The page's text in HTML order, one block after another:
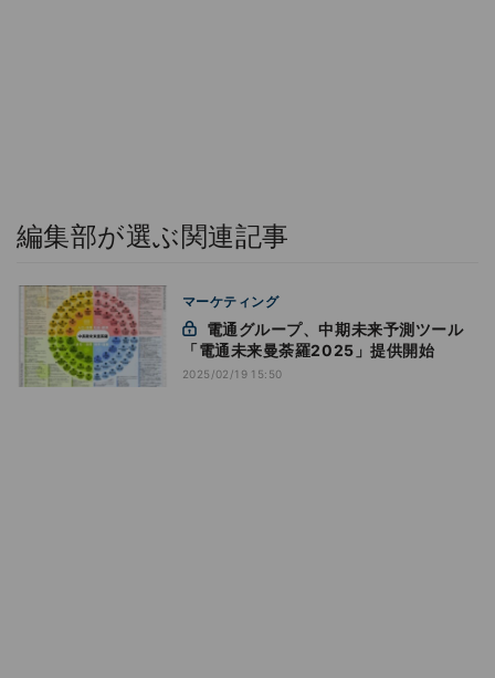
編集部が選ぶ関連記事
マーケティング
「電通未来曼荼羅2025」提供開始
2025/02/19 15:50